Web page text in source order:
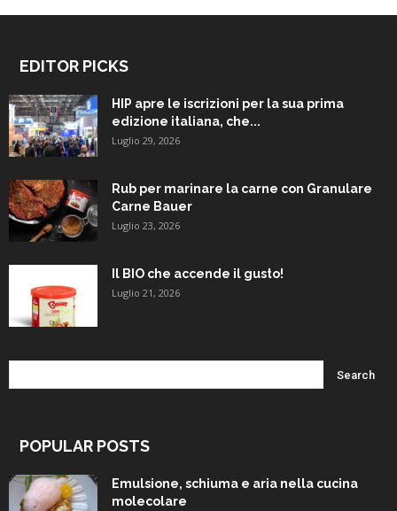
EDITOR PICKS
HIP apre le iscrizioni per la sua prima
edizione italiana, che...
Luglio 29, 2026
Rub per marinare la carne con Granulare
Carne Bauer
Luglio 23, 2026
Il BIO che accende il gusto!
Luglio 21, 2026
POPULAR POSTS
Emulsione, schiuma e aria nella cucina
molecolare